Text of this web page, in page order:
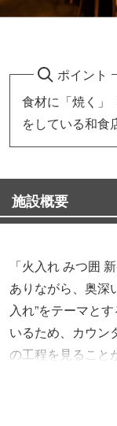
ポイント
食材に「焼く」
をしている和食
施設概要
「火入れ みつ囲
ありながら、奥深
入れ”をテーマと
いるため、カウン
の工程を見ること